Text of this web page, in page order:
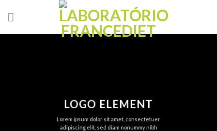
LOGO ELEMENT
Lorem ipsum dolor sit amet, consectetuer
adipiscing elit, sed diam nonummy nibh